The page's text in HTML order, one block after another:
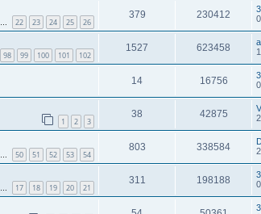
… 22 23 24 25 26
379 230412
98 99 100 101 102
1527 623458
14 16756
1 2 3
38 42875
… 50 51 52 53 54
803 338584
… 17 18 19 20 21
311 198188